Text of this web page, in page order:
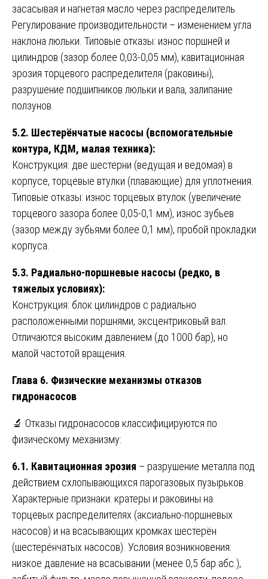
засасывая и нагнетая масло через распределитель.
Регулирование производительности – изменением угла
наклона люльки. Типовые отказы: износ поршней и
цилиндров (зазор более 0,03-0,05 мм), кавитационная
эрозия торцевого распределителя (раковины),
разрушение подшипников люльки и вала, залипание
ползунов.
5.2. Шестерёнчатые насосы (вспомогательные
контура, КДМ, малая техника):
Конструкция: две шестерни (ведущая и ведомая) в
корпусе, торцевые втулки (плавающие) для уплотнения.
Типовые отказы: износ торцевых втулок (увеличение
торцевого зазора более 0,05-0,1 мм), износ зубьев
(зазор между зубьями более 0,1 мм), пробой прокладки
корпуса.
5.3. Радиально-поршневые насосы (редко, в
тяжелых условиях):
Конструкция: блок цилиндров с радиально
расположенными поршнями, эксцентриковый вал.
Отличаются высоким давлением (до 1000 бар), но
малой частотой вращения.
Глава 6. Физические механизмы отказов
гидронасосов
🔬 Отказы гидронасосов классифицируются по
физическому механизму:
6.1. Кавитационная эрозия – разрушение металла под
действием схлопывающихся парогазовых пузырьков.
Характерные признаки: кратеры и раковины на
торцевых распределителях (аксиально-поршневых
насосов) и на всасывающих кромках шестерён
(шестерёнчатых насосов). Условия возникновения:
низкое давление на всасывании (менее 0,5 бар абс.),